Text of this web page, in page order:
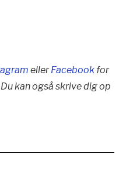
ellerFacebook for
kan også skrive dig op